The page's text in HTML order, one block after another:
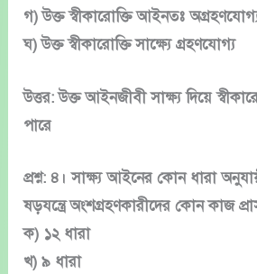
গ) উক্ত স্বীকারোক্তি আইনতঃ
ঘ) উক্ত স্বীকারোক্তি সাক্ষ্যে গ্রহণযোগ্য
উত্তর: উক্ত আইনজীবী সাক্ষ্য দিয়ে
পারে
প্রশ্ন: ৪। সাক্ষ্য আইনের কোন ধারা
ষড়যন্ত্রে অংশগ্রহণকারীদের কোন কাজ
ক) ১২ ধারা
খ) ৯ ধারা